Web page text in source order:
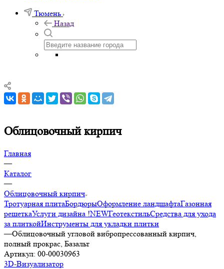
Тюмень
Назад
Облицовочный кирпич
Главная
—
Каталог
—
Облицовочный кирпич
Тротуарная плитаБордюрыОформление ландшафтаГазонная
решеткаУслуги дизайна !NEWГеотекстильСредства для ухода
за плиткойИнструменты для укладки плитки
—Облицовочный угловой вибропрессованный кирпич,
полный прокрас, Базальт
Артикул: 00-00030963
3D-Визуализатор